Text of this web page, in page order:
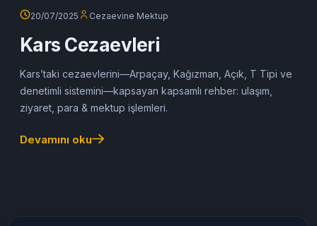
20/07/2025 Cezaevine Mektup
Kars Cezaevleri
Kars’taki cezaevlerini—Arpaçay, Kağızman, Açık, T Tipi ve
denetimli sistemini—kapsayan kapsamlı rehber: ulaşım,
ziyaret, para & mektup işlemleri.
Devamını oku